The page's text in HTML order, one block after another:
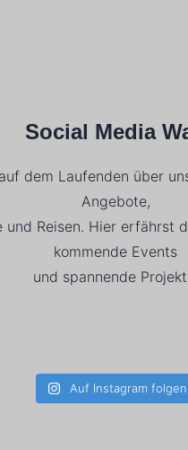
Social Media
dem Laufenden über
Angebote,
und Reisen. Hier erfährst
kommende Events
und spannende
Auf Instagram folgen